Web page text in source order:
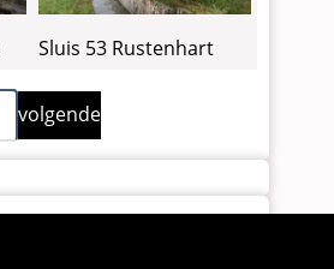
Sluis 53 Rustenhart
Volgende
pagina
volgende